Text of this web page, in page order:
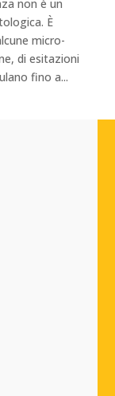
non è un
È
micro-
di esitazioni
fino a...